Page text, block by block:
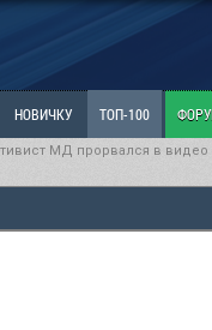
НОВИЧКУ ТОП-100
Наболевшее. Выскажись!
МД прорвался в видео